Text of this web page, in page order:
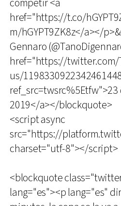
competir <a
href="https://t.co/
m/hGYPT9ZK8z</a></
Gennaro
href="https://
us/
2019</a></blockquote>
<script async
src="https://
charset="utf-8"></script>
<blockquote
lang="es"><p lang="es"